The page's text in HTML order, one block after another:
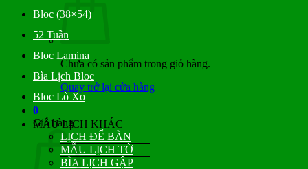
Chưa có sản phẩm trong giỏ hàng.
Quay trở lại cửa hàng
0
Giỏ hàng
Bloc (38×54)
52 Tuần
Bloc Lamina
Bìa Lịch Bloc
Bloc Lò Xo
MẪU LỊCH KHÁC
LỊCH ĐỂ BÀN
MẪU LỊCH TỜ
BÌA LỊCH GẬP